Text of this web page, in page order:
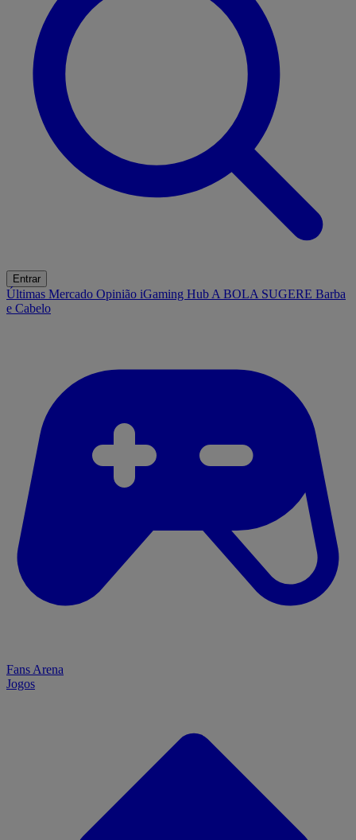
Entrar
Últimas Mercado Opinião iGaming Hub A BOLA SUGERE Barba
e Cabelo
Fans Arena
Jogos